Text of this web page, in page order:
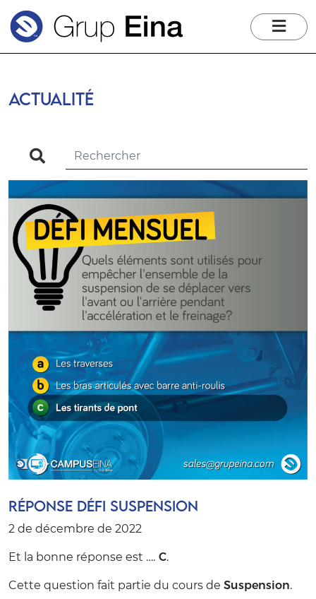
ACTUALITÉ
search
Réponse Défi Suspension
2 de décembre de 2022
Et la bonne réponse est …. C.
Cette question fait partie du cours de Suspension.